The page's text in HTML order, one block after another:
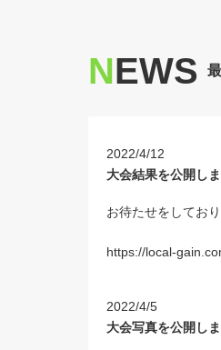
NEWS
2022/4/12
大会結果を公開し
お待たせをしてお
https://local-
2022/4/5
大会写真を公開し